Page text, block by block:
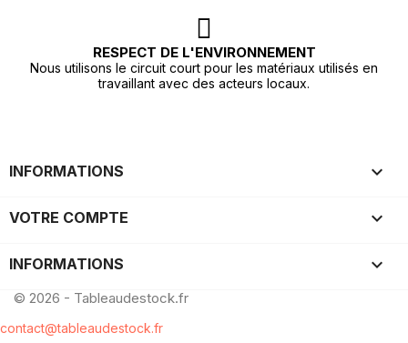
RESPECT DE L'ENVIRONNEMENT
Nous utilisons le circuit court pour les matériaux utilisés en
travaillant avec des acteurs locaux.
INFORMATIONS 
VOTRE COMPTE 
INFORMATIONS keyboard_arrow_down
© 2026 - Tableaudestock.fr
contact@tableaudestock.fr